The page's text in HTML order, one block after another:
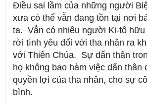
Điều sai lầm của những người
xưa có thể vẫn đang tồn tại nơi
ta. Vẫn có nhiều người Ki-tô hữu
rời tình yêu đối với tha nhân ra
với Thiên Chúa. Sự dấn thân
họ không bao hàm việc dấn thân
quyền lợi của tha nhân, cho sự
bình.